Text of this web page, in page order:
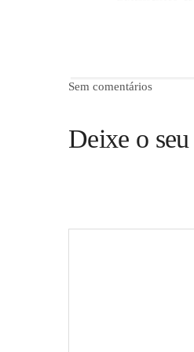
Sem comentários
Deixe o